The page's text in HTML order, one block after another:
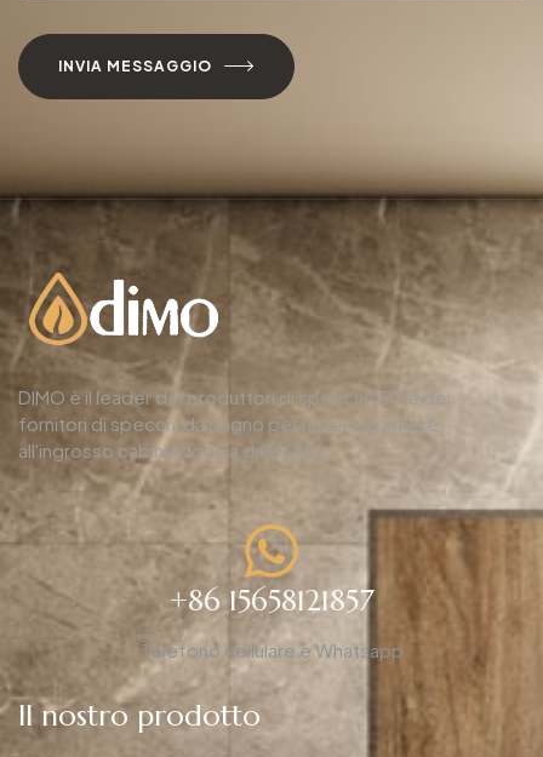
INVIA MESSAGGIO
DIMO è il leader dei produttori di specchi LED e dei
fornitori di specchi da bagno per hotel e fornisce
all'ingrosso cabine doccia dalla Cina.
+86 15658121857
Telefono cellulare e Whatsapp
Il nostro prodotto